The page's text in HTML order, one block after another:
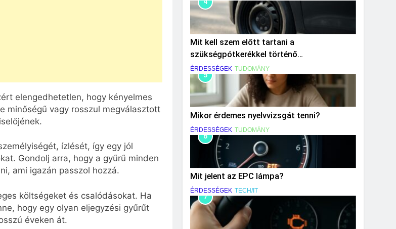
elengedhetetlen, hogy kényelmes
minőségű vagy rosszul megválasztott
ízlését, így egy jól
Gondolj arra, hogy a gyűrű minden
ami igazán passzol hozzá.
költségeket és csalódásokat. Ha
hogy egy olyan eljegyzési gyűrűt
éveken át.
4
Mit kell szem előtt tartani a
szükségpótkerékkel történő
közlekedéskor?
ÉRDESSÉGEK TUDOMÁNY
5
Mikor érdemes nyelvvizsgát tenni?
ÉRDESSÉGEK TUDOMÁNY
6
Mit jelent az EPC lámpa?
ÉRDESSÉGEK TECH/IT
7